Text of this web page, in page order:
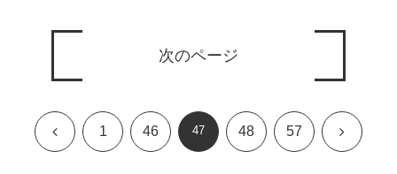
次のページ
前 1 46 47 48 57 次